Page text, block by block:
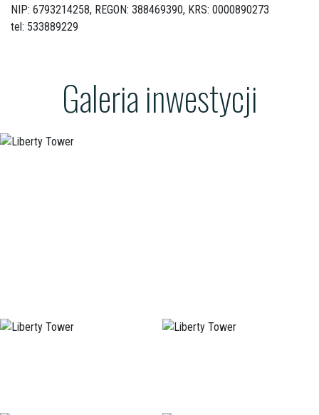
NIP: 6793214258, REGON: 388469390, KRS: 0000890273
tel: 533889229
Galeria inwestycji